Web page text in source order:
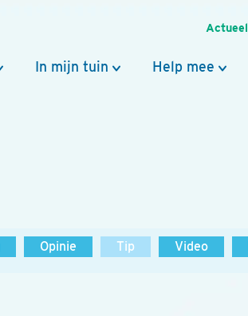
Actueel
In mijn tuin Help mee
Opinie Tip Video